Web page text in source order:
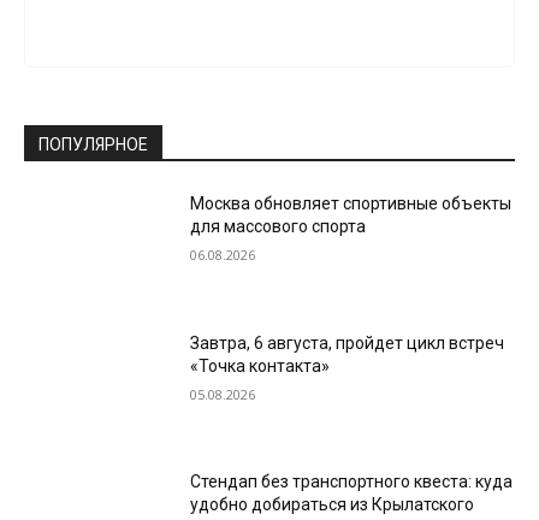
ПОПУЛЯРНОЕ
Москва обновляет спортивные объекты
для массового спорта
06.08.2026
Завтра, 6 августа, пройдет цикл встреч
«Точка контакта»
05.08.2026
Стендап без транспортного квеста: куда
удобно добираться из Крылатского